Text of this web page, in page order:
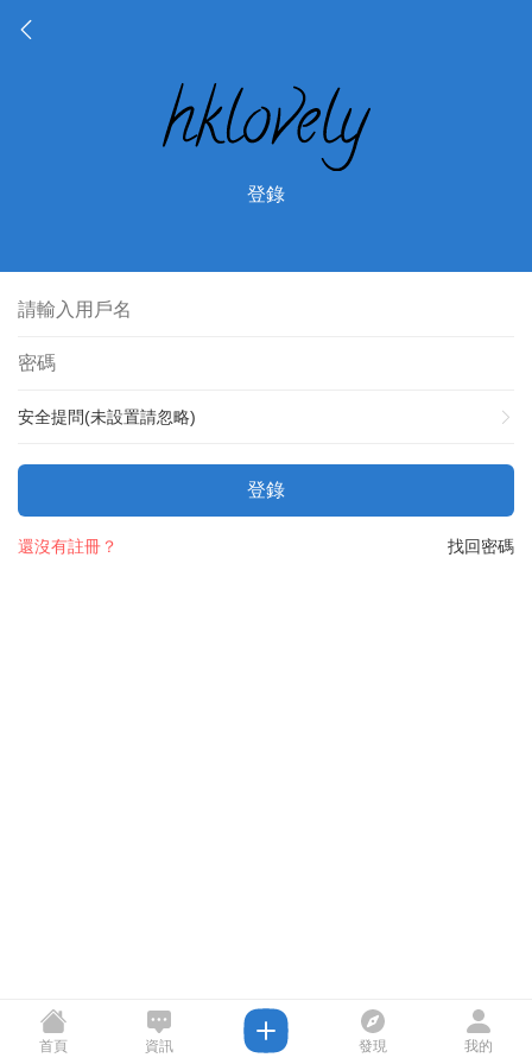
登錄
安全提問(未設置請忽略)
登錄
找回密碼
還沒有註冊？
首頁 資訊 發現 我的